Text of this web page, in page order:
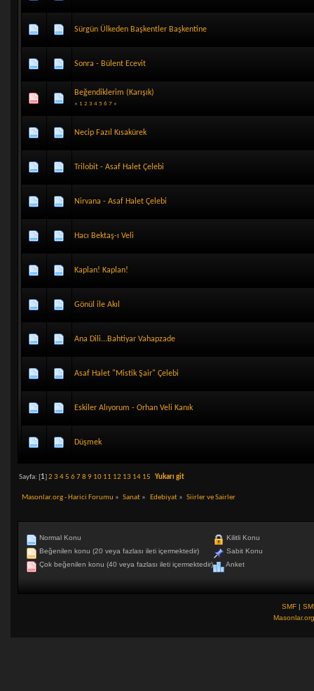
Sürgün Ülkeden Başkentler Başkentine
Sonra - Bülent Ecevit
Beğendiklerim (Karışık)
« 1 2 3 4 5 6 7»
Necip Fazıl Kısakürek
Trilobit - Asaf Halet Çelebi
Nirvana - Asaf Halet Çelebi
Hacı Bektaş-ı Veli
Kaplan! Kaplan!
Gönül ile Akıl
Ana Dili...Bahtiyar Vahapzade
Asaf Halet "Mistik Şair" Çelebi
Eskiler Alıyorum - Orhan Veli Kanık
Düşmek
Sayfa: [1] 2 3 45 678 9 10 11 12 13 14 15 Yukarı git
Masonlar.org - Harici Forumu » Sanat » Edebiyat» Siirler ve Sairler
Normal Konu
Beğenilen konu (20 veya fazlası ileti içermektedir)
Çok beğenilen konu (40 veya fazlası ileti içermektedir)
Kilitli Konu
Sabit Konu
Anket
SMF |
Masonlar.org